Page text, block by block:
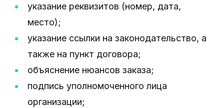
указание реквизитов (номер, дата,
место);
указание ссылки на законодательство, а
также на пункт договора;
объяснение нюансов заказа;
подпись уполномоченного лица
организации;